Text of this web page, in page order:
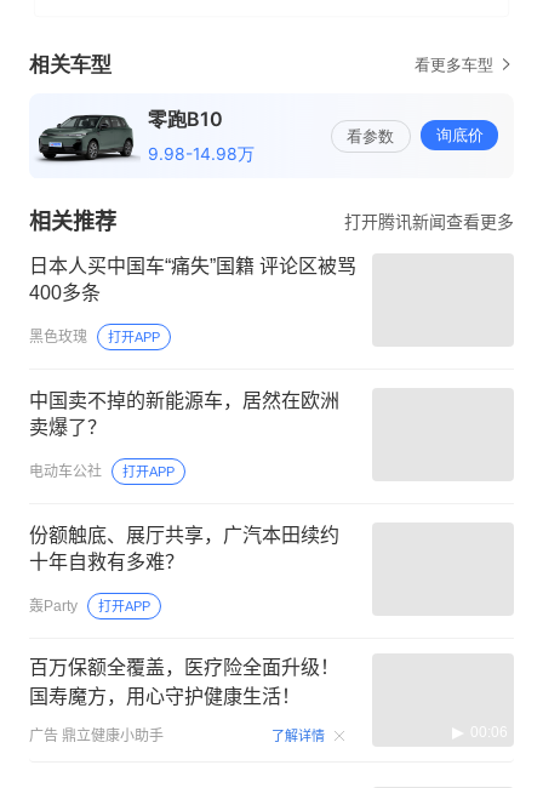
相关推荐 打开腾讯新闻查看更多
日本人买中国车“痛失”国籍 评论区被骂
400多条
黑色玫瑰 打开APP
中国卖不掉的新能源车，居然在欧洲
卖爆了？
电动车公社 打开APP
份额触底、展厅共享，广汽本田续约
十年自救有多难？
轰Party 打开APP
百万保额全覆盖，医疗险全面升级！
国寿魔方，用心守护健康生活！
广告 鼎立健康小助手 了解详情 00:06